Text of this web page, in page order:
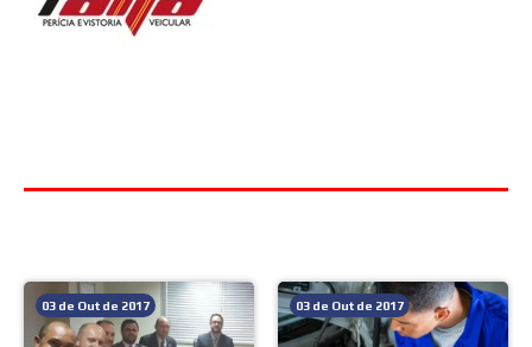
03 de Out de 2017 03 de Out de 2017